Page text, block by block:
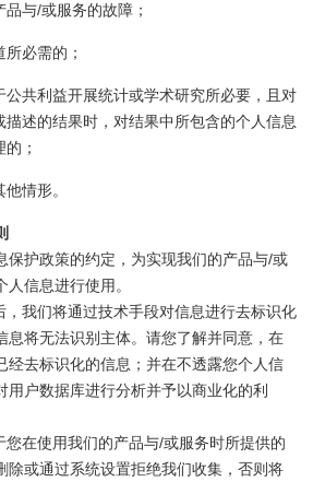
与/或服务的故障；
必需的；
公共利益开展统计或学术研究所必要，且对
描述的结果时，对结果中所包含的个人信息
；
情形。
保护政策的约定，为实现我们的产品与/或
信息进行使用。
，我们将通过技术手段对信息进行去标识化
息将无法识别主体。请您了解并同意，在
经去标识化的信息；并在不透露您个人信
用户数据库进行分析并予以商业化的利
您在使用我们的产品与/或服务时所提供的
除或通过系统设置拒绝我们收集，否则将